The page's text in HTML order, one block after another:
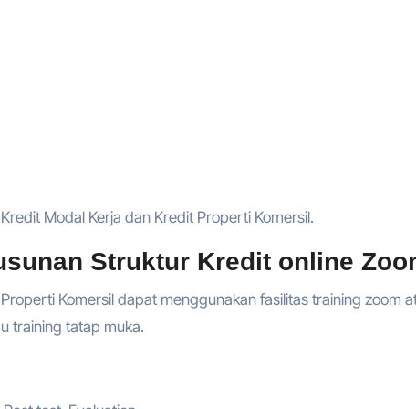
Modal Kerja dan Kredit Properti Komersil.
Struktur Kredit online
Komersil dapat menggunakan fasilitas training zoom
training tatap muka.